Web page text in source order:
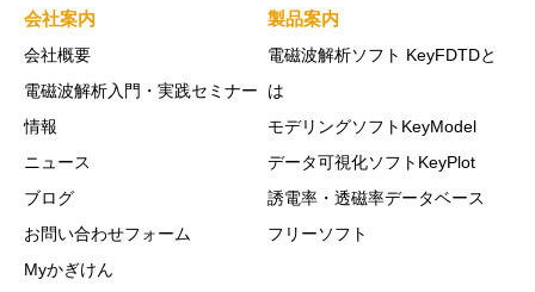
会社案内
会社概要
電磁波解析入門・実践セミナー
情報
ニュース
ブログ
お問い合わせフォーム
Myかぎけん
製品案内
電磁波解析ソフト KeyFDTDと
は
モデリングソフトKeyModel
データ可視化ソフトKeyPlot
誘電率・透磁率データベース
フリーソフト